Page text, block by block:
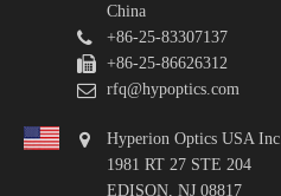
China
+86-25-83307137
+86-25-86626312
rfq@hypoptics.com
Hyperion Optics USA Inc.
1981 RT 27 STE 204
EDISON, NJ 08817